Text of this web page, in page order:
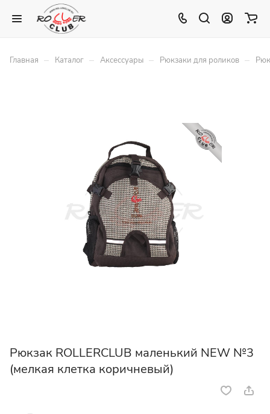
Главная – Каталог – Аксессуары – Рюкзаки для роликов –
Рюкзак ROLLERCLUB маленький NEW №3
(мелкая клетка коричневый)